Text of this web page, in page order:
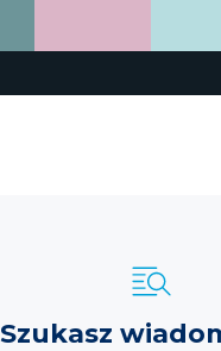
Szukasz